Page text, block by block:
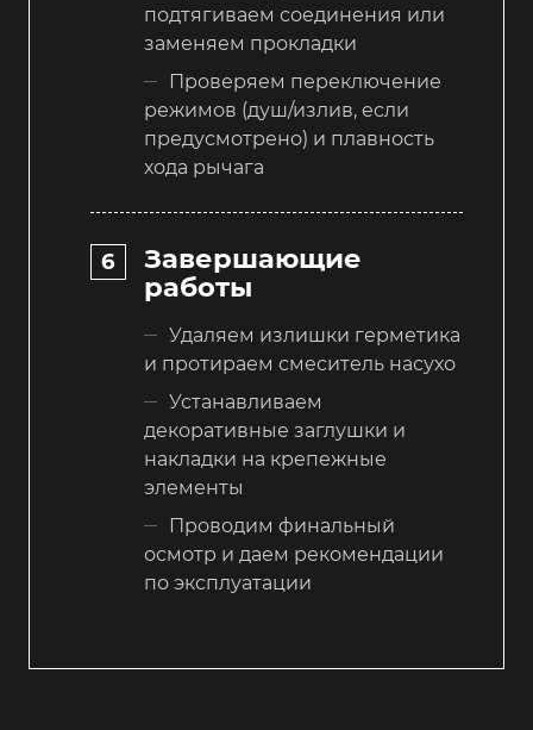
подтягиваем соединения или
заменяем прокладки
Проверяем переключение
режимов (душ/излив, если
предусмотрено) и плавность
хода рычага
Завершающие
работы
Удаляем излишки герметика
и протираем смеситель насухо
Устанавливаем
декоративные заглушки и
накладки на крепежные
элементы
Проводим финальный
осмотр и даем рекомендации
по эксплуатации